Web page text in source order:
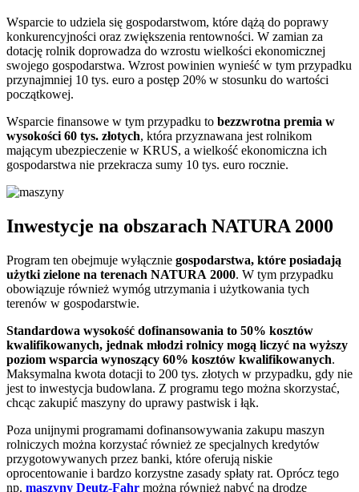
Wsparcie to udziela się gospodarstwom, które dążą do poprawy
konkurencyjności oraz zwiększenia rentowności. W zamian za
dotację rolnik doprowadza do wzrostu wielkości ekonomicznej
swojego gospodarstwa. Wzrost powinien wynieść w tym przypadku
przynajmniej 10 tys. euro a postęp 20% w stosunku do wartości
początkowej.
Wsparcie finansowe w tym przypadku to bezzwrotna premia w
wysokości 60 tys. złotych, która przyznawana jest rolnikom
mającym ubezpieczenie w KRUS, a wielkość ekonomiczna ich
gospodarstwa nie przekracza sumy 10 tys. euro rocznie.
Inwestycje na obszarach NATURA 2000
Program ten obejmuje wyłącznie gospodarstwa, które posiadają
użytki zielone na terenach NATURA 2000. W tym przypadku
obowiązuje również wymóg utrzymania i użytkowania tych
terenów w gospodarstwie.
Standardowa wysokość dofinansowania to 50% kosztów
kwalifikowanych, jednak młodzi rolnicy mogą liczyć na wyższy
poziom wsparcia wynoszący 60% kosztów kwalifikowanych.
Maksymalna kwota dotacji to 200 tys. złotych w przypadku, gdy nie
jest to inwestycja budowlana. Z programu tego można skorzystać,
chcąc zakupić maszyny do uprawy pastwisk i łąk.
Poza unijnymi programami dofinansowywania zakupu maszyn
rolniczych można korzystać również ze specjalnych kredytów
przygotowywanych przez banki, które oferują niskie
oprocentowanie i bardzo korzystne zasady spłaty rat. Oprócz tego
np. maszyny Deutz-Fahr można również nabyć na drodze